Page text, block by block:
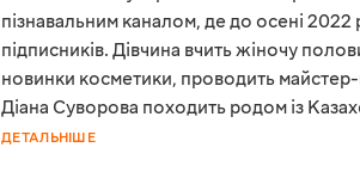
пізнавальним каналом, де до осені 2022
підписників. Дівчина вчить жіночу
новинки косметики, проводить майстер-
Діана Суворова походить родом із
ДЕТАЛЬНІШЕ